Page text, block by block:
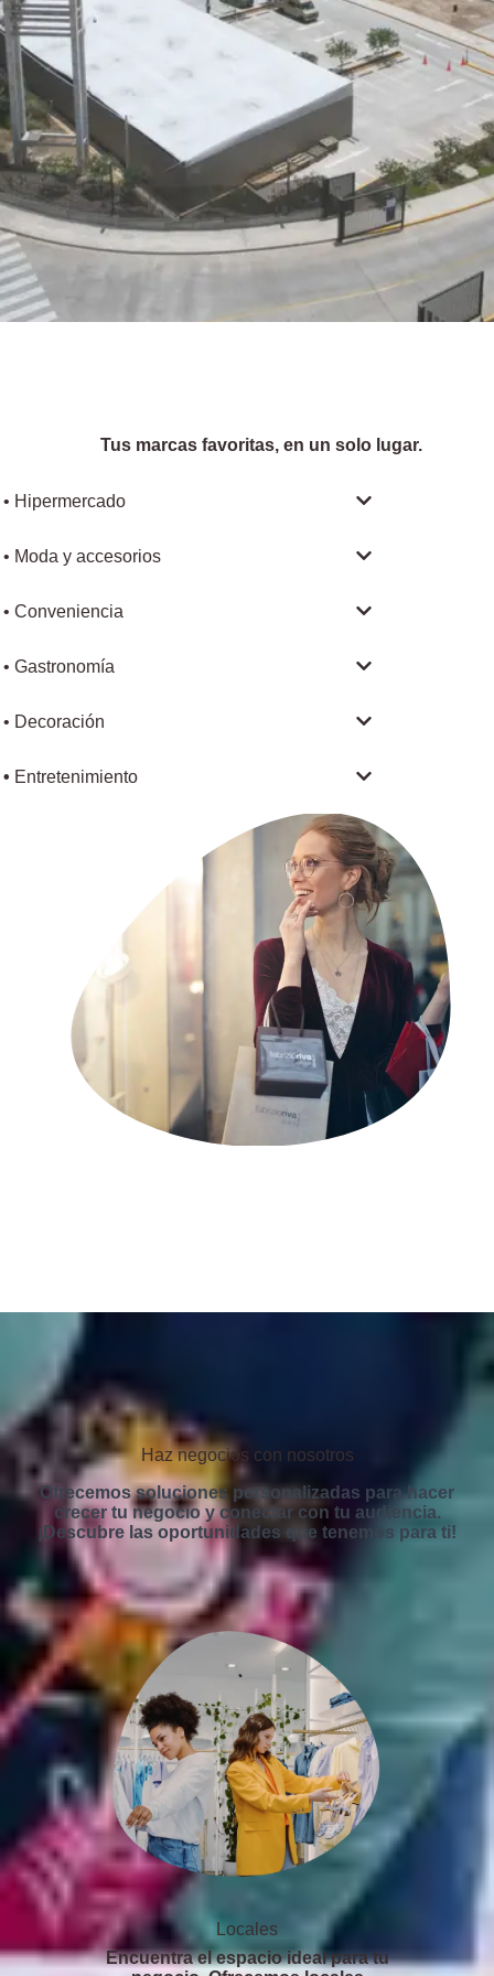
Tus marcas favoritas, en un solo lugar.
• Hipermercado
• Moda y accesorios
• Conveniencia
• Gastronomía
• Decoración
• Entretenimiento
Haz negocios con nosotros
Ofrecemos soluciones personalizadas para hacer
crecer tu negocio y conectar con tu audiencia.
¡Descubre las oportunidades que tenemos para ti!
Locales
Encuentra el espacio ideal para tu